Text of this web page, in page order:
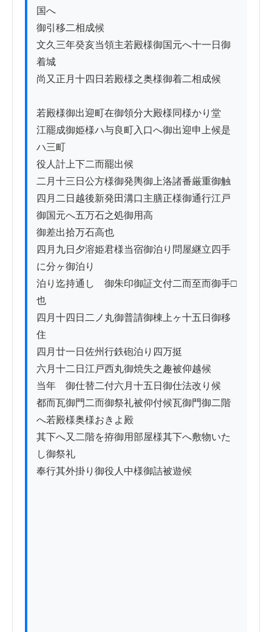
国へ
御引移二相成候
文久三年癸亥当領主若殿様御国元へ十一日御
着城
尚又正月十四日若殿様之奥様御着二相成候
若殿様御出迎町在御領分大殿様同様かり堂
江罷成御姫様ハ与良町入口へ御出迎申上候是
ハ三町
役人計上下二而罷出候
二月十三日公方様御発輿御上洛諸番厳重御触
四月二日越後新発田溝口主膳正様御通行江戸
御国元へ五万石之処御用高
御差出拾万石高也
四月九日夕溶姫君様当宿御泊り問屋継立四手
に分ヶ御泊りゟ
泊り迄持通し　御朱印御証文付二而至而御手□
也
四月十四日二ノ丸御普請御棟上ヶ十五日御移
住
四月廿一日佐州行鉄砲泊り四万挺
六月十二日江戸西丸御焼失之趣被仰越候
当年ゟ御仕替二付六月十五日御仕法改り候
都而瓦御門二而御祭礼被仰付候瓦御門御二階
へ若殿様奥様おきよ殿
其下へ又二階を拵御用部屋様其下へ敷物いた
し御祭礼
奉行其外掛り御役人中様御詰被遊候